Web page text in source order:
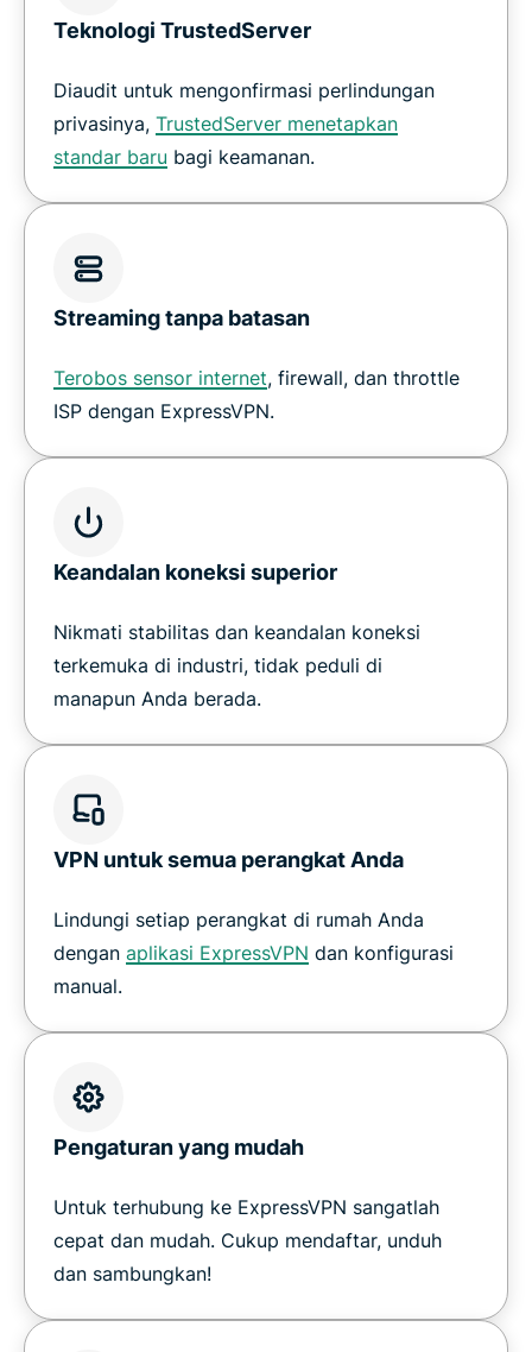
Teknologi TrustedServer
Diaudit untuk mengonfirmasi perlindungan
privasinya, TrustedServer menetapkan
standar baru bagi keamanan.
Streaming tanpa batasan
Terobos sensor internet, firewall, dan throttle
ISP dengan ExpressVPN.
Keandalan koneksi superior
Nikmati stabilitas dan keandalan koneksi
terkemuka di industri, tidak peduli di
manapun Anda berada.
VPN untuk semua perangkat Anda
Lindungi setiap perangkat di rumah Anda
dengan aplikasi ExpressVPN dan konfigurasi
manual.
Pengaturan yang mudah
Untuk terhubung ke ExpressVPN sangatlah
cepat dan mudah. Cukup mendaftar, unduh
dan sambungkan!